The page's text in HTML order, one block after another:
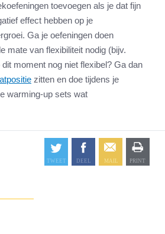
toevoegen als je dat fijn
effect hebben op je
Ga je oefeningen doen
mate van flexibiliteit nodig (bijv.
moment nog niet flexibel? Ga dan
zitten en doe tijdens je
warming-up sets wat